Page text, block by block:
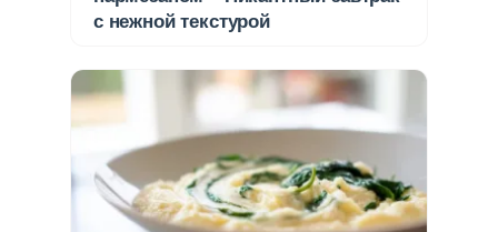
с нежной текстурой